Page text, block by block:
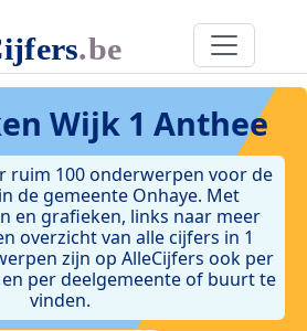
Wijk 1 Anthee
ruim 100 onderwerpen voor de
de gemeente Onhaye. Met
en grafieken, links naar meer
overzicht van alle cijfers in 1
zijn op AlleCijfers ook per
per deelgemeente of buurt te
vinden.